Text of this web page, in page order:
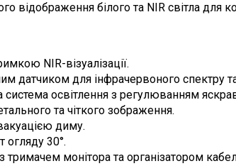
відображення білого та NIR світла для
NIR-візуалізації.
датчиком для інфрачервоного спектру
система освітлення з регулюванням
та чіткого зображення.
диму.
30°.
тримачем монітора та організатором